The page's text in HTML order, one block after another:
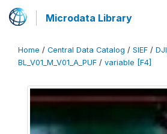
Microdata Library
Home / Central Data Catalog / SIEF /
BL_V01_M_V01_A_PUF / variable [F4]